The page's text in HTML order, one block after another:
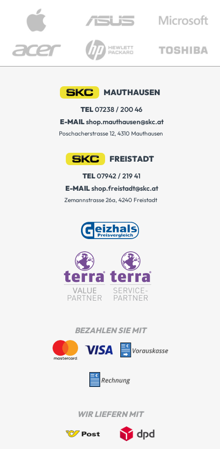
MAUTHAUSEN
TEL07238 / 200 46
E-MAILshop.mauthausen@skc.at
Poschacherstrasse 12, 4310 Mauthausen
FREISTADT
TEL07942 / 219 41
E-MAILshop.freistadt@skc.at
Zemannstrasse 26a, 4240 Freistadt
BEZAHLEN SIE MIT
WIR LIEFERN MIT